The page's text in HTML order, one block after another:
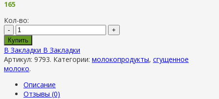
165
Кол-во:
-
+
Купить
В Закладки В Закладки
Артикул: 9793. Категории: молокопродукты, сгущенное
молоко.
Описание
Отзывы (0)